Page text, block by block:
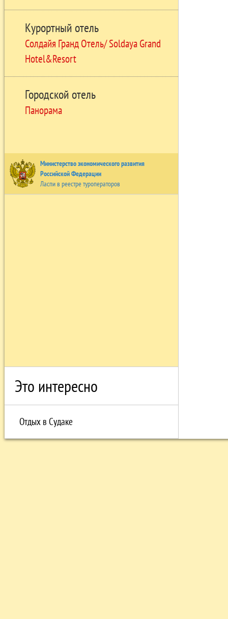
Курортный отель
Солдайя Гранд Отель/ Soldaya Grand
Hotel&Resort
Городской отель
Панорама
Министерство экономического развития
Российской Федерации
Ласпи в реестре туроператоров
Это интересно
Отдых в Судаке